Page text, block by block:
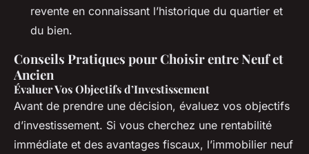
revente en connaissant l’historique du quartier et
du bien.
Conseils Pratiques pour Choisir entre Neuf et
Ancien
Évaluer Vos Objectifs d’Investissement
Avant de prendre une décision, évaluez vos objectifs
d’investissement. Si vous cherchez une rentabilité
immédiate et des avantages fiscaux, l’immobilier neuf